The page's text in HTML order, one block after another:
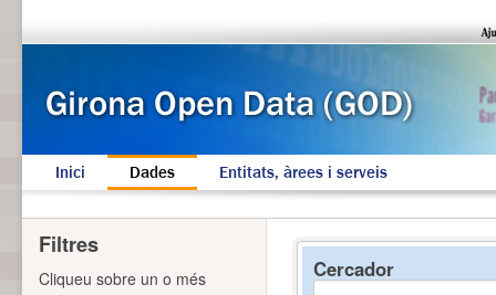
Inici Dades Entitats, àrees i serveis
Cercador
Filtres
Cliqueu sobre un o més